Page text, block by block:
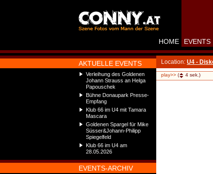
AKTUELLE EVENTS
Verleihung des Goldenen
Johann Strauss an Helga
Papouschek
Bühne Donaupark Presse-
Empfang
Klub 66 im U4 mit Tamara
Mascara
Goldenen Spargel für Mike
Süsser&Johann-Philipp
Spiegelfeld
Klub 66 im U4 am
28.05.2026
EVENTS-ARCHIV
HOME EVENTS
Location: U4 -
play>> ( 4 sek.)